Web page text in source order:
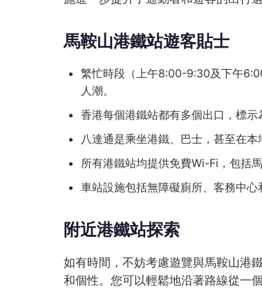
馬鞍山港鐵站遊客貼士
繁忙時段（上午8:00-9:30及下午
人潮。
香港每個港鐵站都有多個出口，標示
八達通是乘坐港鐵、巴士，甚至在本
所有港鐵站均提供免費Wi-Fi，包括
車站設施包括無障礙廁所、客務中心
附近港鐵站探索
如有時間，不妨考慮遊覽與馬鞍山港
和個性。您可以輕鬆地沿著路線從一